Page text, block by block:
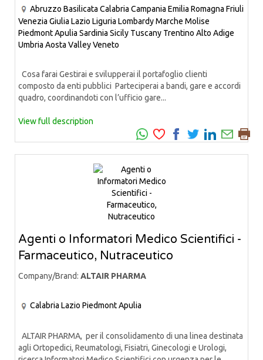
Abruzzo Basilicata Calabria Campania Emilia Romagna Friuli
Venezia Giulia Lazio Liguria LombardyMarche Molise
PiedmontApulia Sardinia Sicily Tuscany Trentino Alto Adige
Umbria Aosta ValleyVeneto
Cosa farai Gestirai e svilupperai il portafoglio clienti
composto da enti pubblici Parteciperai a bandi, gare e accordi
quadro, coordinandoti con l’ufficio gare...
View full description
Agenti o Informatori Medico Scientifici -
Farmaceutico, Nutraceutico
Company/Brand: ALTAIR PHARMA
Calabria Lazio PiedmontApulia
ALTAIR PHARMA, per il consolidamento di una linea destinata
agli Ortopedici, Reumatologi, Fisiatri, Ginecologi e Urologi,